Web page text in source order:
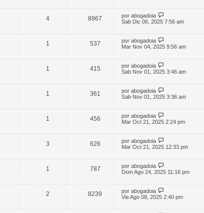
4 8967 por abogadoia
Sab Dic 06, 2025 7:56 am
1 537 por abogadoia
Mar Nov 04, 2025 9:56 am
1 415 por abogadoia
Sab Nov 01, 2025 3:46 am
1 361 por abogadoia
Sab Nov 01, 2025 3:36 am
1 456 por abogadoia
Mar Oct 21, 2025 2:24 pm
3 626 por abogadoia
Mar Oct 21, 2025 12:33 pm
1 787 por abogadoia
Dom Ago 24, 2025 11:16 pm
2 8239 por abogadoia
Vie Ago 08, 2025 2:40 pm